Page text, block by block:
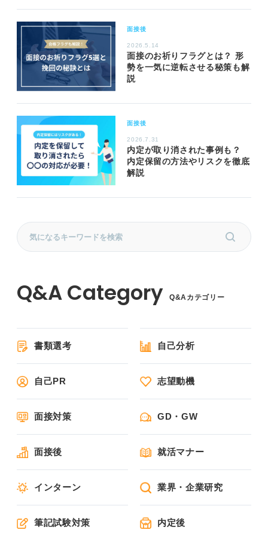
面接後
2026.5.14
面接のお祈りフラグとは？ 形
勢を一気に逆転させる秘策も解
説
面接後
2026.7.31
内定が取り消された事例も？
内定保留の方法やリスクを徹底
解説
Q&Aカテゴリー
書類選考 自己分析
自己PR 志望動機
面接対策 GD・GW
面接後 就活マナー
インターン 業界・企業研究
筆記試験対策 内定後